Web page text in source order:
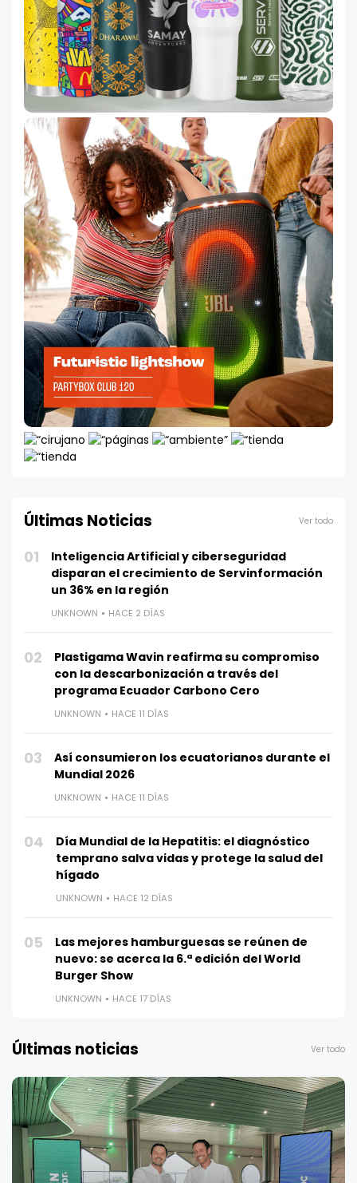
Últimas Noticias Ver todo
01
Inteligencia Artificial y ciberseguridad
disparan el crecimiento de Servinformación
un 36% en la región
UNKNOWN HACE 2 DÍAS
02
Plastigama Wavin reafirma su compromiso
con la descarbonización a través del
programa Ecuador Carbono Cero
UNKNOWN HACE 11 DÍAS
03
Así consumieron los ecuatorianos durante el
Mundial 2026
UNKNOWN HACE 11 DÍAS
04
Día Mundial de la Hepatitis: el diagnóstico
temprano salva vidas y protege la salud del
hígado
UNKNOWN HACE 12 DÍAS
05
Las mejores hamburguesas se reúnen de
nuevo: se acerca la 6.ª edición del World
Burger Show
UNKNOWN HACE 17 DÍAS
Últimas noticias Ver todo